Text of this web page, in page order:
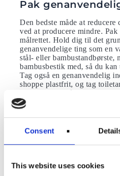
Consent
This website uses cookies
Pak
Den bedste måde at
ved at producere mindre.
målrettet. Hold dig til det
genanvendelige ting som en
stål- eller bambustandbørste,
bambusbestik med, så du
Tag også en genanvendelig
shoppe plastfrit, og tag
spildprodukt, såsom
mindre affald, og du
væsker og aerosoler.
Læs også om sådan
flyrejse.